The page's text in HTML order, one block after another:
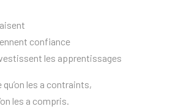
confiance
les apprentissages
les a contraints,
les a compris.